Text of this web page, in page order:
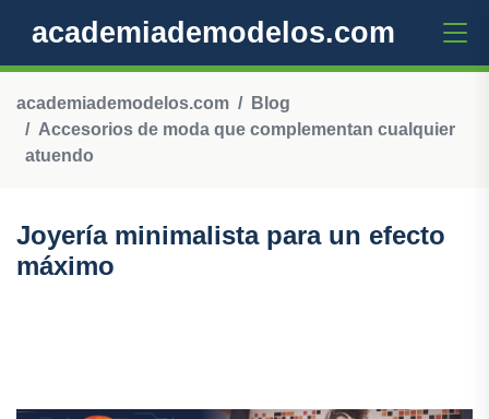
academiademodelos.com
academiademodelos.com
Blog
Accesorios de moda que complementan cualquier
atuendo
Joyería minimalista para un efecto
máximo